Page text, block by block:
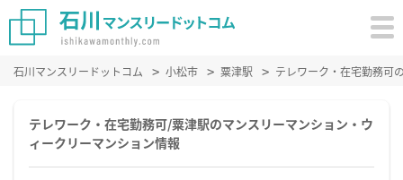
石川マンスリードットコム 小松市 粟津駅 テレワーク・在宅勤務可
テレワーク・在宅勤務可/粟津駅のマンスリーマンション・ウ
ィークリーマンション情報